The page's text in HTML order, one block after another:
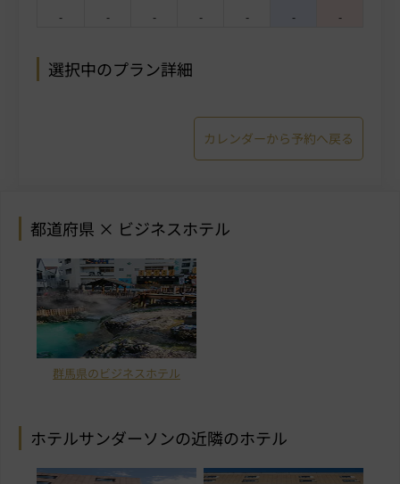
- - - - - - -
選択中のプラン詳細
カレンダーから予約へ戻る
都道府県 × ビジネスホテル
群馬県のビジネスホテル
ホテルサンダーソンの近隣のホテル